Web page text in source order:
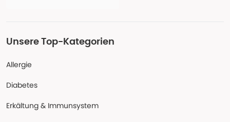
Unsere Top-Kategorien
Allergie
Diabetes
Erkältung & Immunsystem